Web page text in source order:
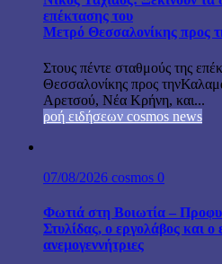
επέκτασης του
Μετρό Θεσσαλονίκης προς
Στους πέντε σταθμούς της
Θεσσαλονίκης προς
Αρετσού, Νέα Κρήνη, και...
ροή ειδήσεων cosmos news
07/08/2026 cosmos 0
Φωτιά στη Βοιωτία –
Στυλίδας, ο εργολάβος και ο
ανεμογεννήτριες